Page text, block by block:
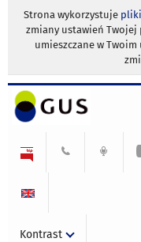
Strona wykorzystuje
zmiany ustawień Twojej
umieszczane w
Kontrast